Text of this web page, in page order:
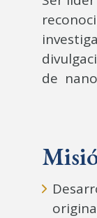
de